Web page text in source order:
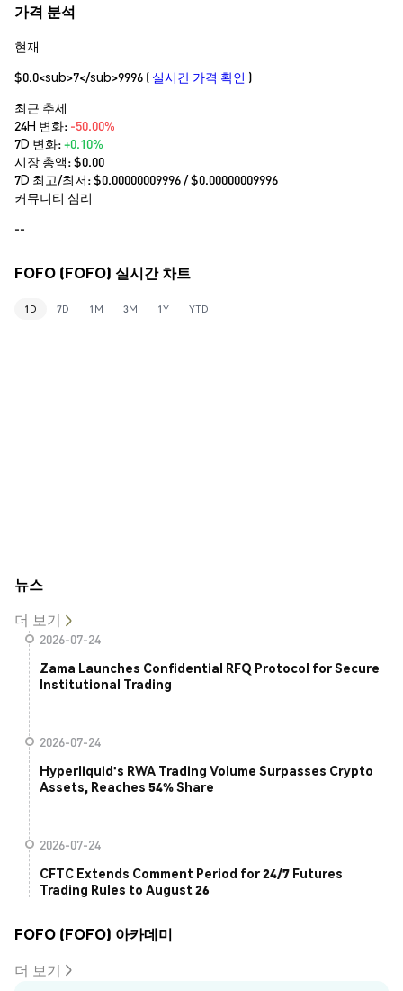
가격 분석
현재
$0.0<sub>7</sub>9996 ( 실시간 가격 확인 )
최근 추세
24H 변화: -50.00%
7D 변화:+0.10%
시장 총액:$0.00
7D 최고/최저: $0.00000009996 / $0.00000009996
커뮤니티 심리
--
FOFO (FOFO) 실시간 차트
1D 7D 1M 3M 1Y YTD
뉴스
더 보기
2026-07-24
Zama Launches Confidential RFQ Protocol for Secure
Institutional Trading
2026-07-24
Hyperliquid's RWA Trading Volume Surpasses Crypto
Assets, Reaches 54% Share
2026-07-24
CFTC Extends Comment Period for 24/7 Futures
Trading Rules to August 26
FOFO (FOFO) 아카데미
더 보기